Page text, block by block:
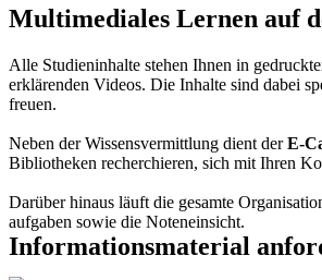
Multimediales Lernen auf
Alle Studieninhalte stehen Ihnen in
erklärenden Videos. Die Inhalte sind dabei
freuen.
Neben der Wissensvermittlung dient derE-
Bibliotheken recherchieren, sich mit Ihren
Darüber hinaus läuft die gesamte
aufgaben sowie die Noteneinsicht.
Informationsmaterial